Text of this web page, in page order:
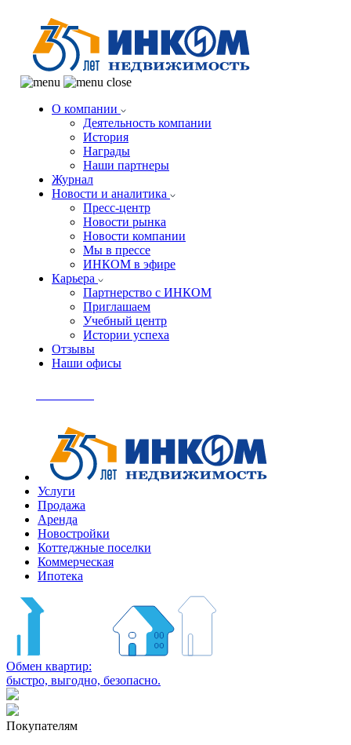
О компании
Деятельность компании
История
Награды
Наши партнеры
Журнал
Новости и аналитика
Пресс-центр
Новости рынка
Новости компании
Мы в прессе
ИНКОМ в эфире
Карьера
Партнерство с ИНКОМ
Приглашаем
Учебный центр
Истории успеха
Отзывы
Наши офисы
Услуги
Продажа
Аренда
Новостройки
Коттеджные поселки
Коммерческая
Ипотека
Обмен квартир:
быстро, выгодно, безопасно.
Покупателям